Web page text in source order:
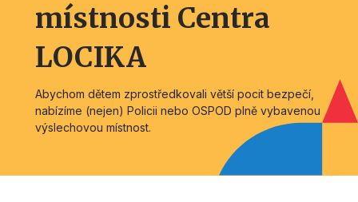
místnosti Centra
LOCIKA
Abychom dětem zprostředkovali větší pocit bezpečí,
nabízíme (nejen) Policii nebo OSPOD plně vybavenou
výslechovou místnost.